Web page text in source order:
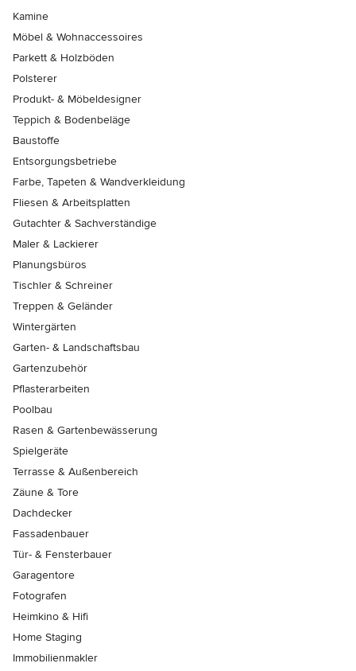
Kamine
Möbel & Wohnaccessoires
Parkett & Holzböden
Polsterer
Produkt- & Möbeldesigner
Teppich & Bodenbeläge
Baustoffe
Entsorgungsbetriebe
Farbe, Tapeten & Wandverkleidung
Fliesen & Arbeitsplatten
Gutachter & Sachverständige
Maler & Lackierer
Planungsbüros
Tischler & Schreiner
Treppen & Geländer
Wintergärten
Garten- & Landschaftsbau
Gartenzubehör
Pflasterarbeiten
Poolbau
Rasen & Gartenbewässerung
Spielgeräte
Terrasse & Außenbereich
Zäune & Tore
Dachdecker
Fassadenbauer
Tür- & Fensterbauer
Garagentore
Fotografen
Heimkino & Hifi
Home Staging
Immobilienmakler